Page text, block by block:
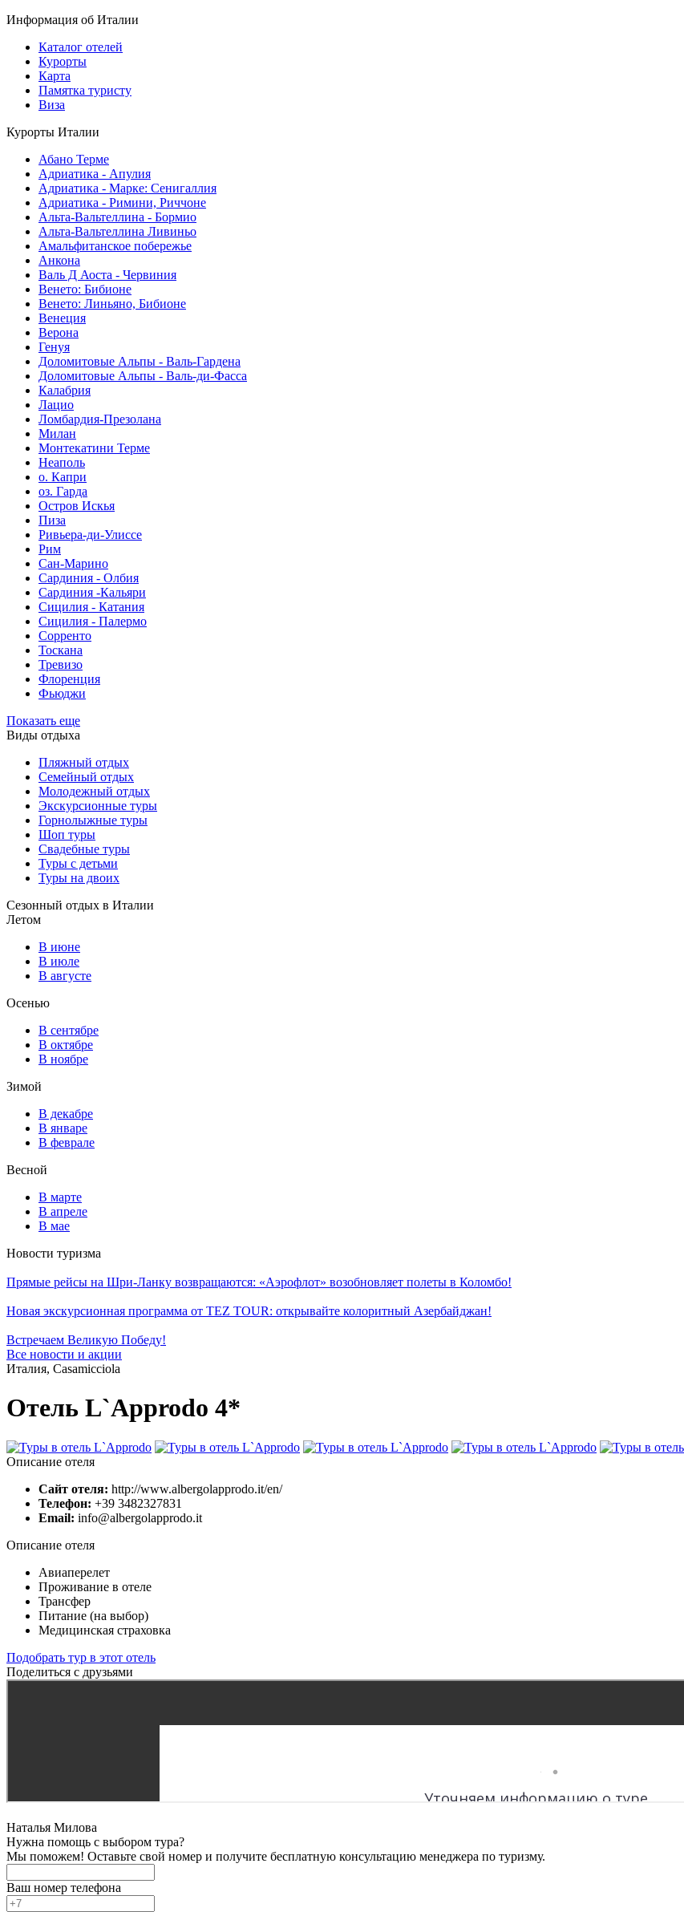
Информация об Италии
Каталог отелей
Курорты
Карта
Памятка туристу
Виза
Курорты Италии
Абано Терме
Адриатика - Апулия
Адриатика - Марке: Сенигаллия
Адриатика - Римини, Риччоне
Альта-Вальтеллина - Бормио
Альта-Вальтеллина Ливиньо
Амальфитанское побережье
Анкона
Валь Д Аоста - Червиния
Венето: Бибионе
Венето: Линьяно, Бибионе
Венеция
Верона
Генуя
Доломитовые Альпы - Валь-Гардена
Доломитовые Альпы - Валь-ди-Фасса
Калабрия
Лацио
Ломбардия-Презолана
Милан
Монтекатини Терме
Неаполь
о. Капри
оз. Гарда
Остров Искья
Пиза
Ривьера-ди-Улиссе
Рим
Сан-Марино
Сардиния - Олбия
Сардиния -Кальяри
Сицилия - Катания
Сицилия - Палермо
Сорренто
Тоскана
Тревизо
Флоренция
Фьюджи
Показать еще
Виды отдыха
Пляжный отдых
Семейный отдых
Молодежный отдых
Экскурсионные туры
Горнолыжные туры
Шоп туры
Свадебные туры
Туры с детьми
Туры на двоих
Сезонный отдых в Италии
Летом
В июне
В июле
В августе
Осенью
В сентябре
В октябре
В ноябре
Зимой
В декабре
В январе
В феврале
Весной
В марте
В апреле
В мае
Новости туризма
Прямые рейсы на Шри-Ланку возвращаются: «Аэрофлот» возобновляет полеты в Коломбо!
Новая экскурсионная программа от TEZ TOUR: открывайте колоритный Азербайджан!
Встречаем Великую Победу!
Все новости и акции
Италия, Casamicciola
Отель L`Approdo 4*
Описание отеля
Сайт отеля: http://www.albergolapprodo.it/en/
Телефон: +39 3482327831
Email: info@albergolapprodo.it
Описание отеля
Авиаперелет
Проживание в отеле
Трансфер
Питание (на выбор)
Медицинская страховка
Подобрать тур в этот отель
Поделиться с друзьями
Наталья Милова
Нужна помощь с выбором тура?
Мы поможем! Оставьте свой номер и получите бесплатную консультацию менеджера по туризму.
Ваш номер телефона